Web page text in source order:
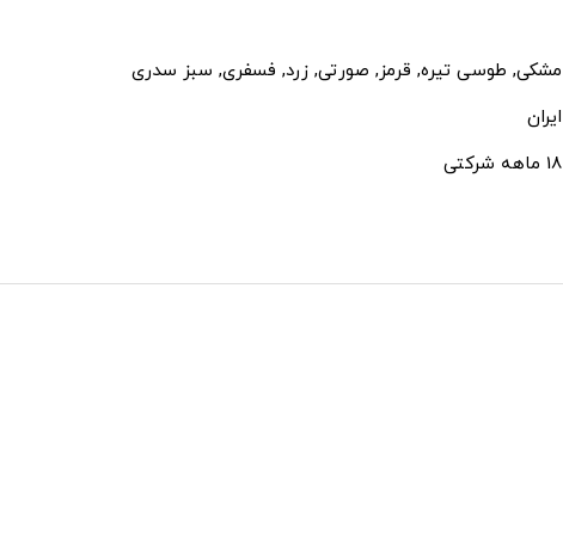
مشکی, طوسی تیره, قرمز, صورتی, زرد, فسفری, سبز سدری
ایران
18 ماهه شرکتی